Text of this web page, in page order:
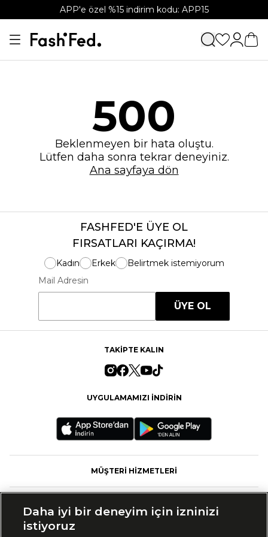
APP'e özel %15 indirim kodu: APP15
500
Beklenmeyen bir hata oluştu.
Lütfen daha sonra tekrar deneyiniz.
Ana sayfaya dön
FASHFED'E ÜYE OL
FIRSATLARI KAÇIRMA!
Kadın Erkek
Belirtmek istemiyorum
Mail Adresin
ÜYE OL
TAKİPTE KALIN
UYGULAMAMIZI İNDİRİN
MÜŞTERİ HİZMETLERİ
Daha iyi bir deneyim için izninizi
istiyoruz